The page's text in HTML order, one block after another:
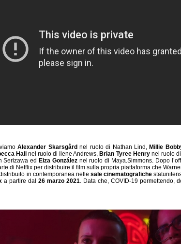
Alexander Skarsgård nel ruolo di Nathan Lind, Millie
Hall nel ruolo di Ilene Andrews, Brian Tyree Henrynel ruolo
Serizawa ed Eiza Gonzáleznel ruolo di Maya.Simmons. Dopo
di Netflix per distribuire il film sulla propria piattaforma che
in contemporanea nelle sale cinematografiche
a partire dal 26 marzo 2021. Data che, COVID-19 permettendo,